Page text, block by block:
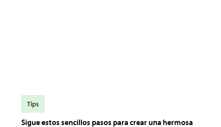
Sigue estos sencillos pasos para crear una hermosa
Tips